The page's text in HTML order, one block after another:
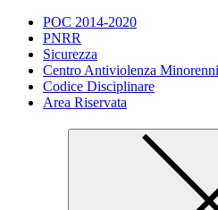
POC 2014-2020
PNRR
Sicurezza
Centro Antiviolenza Minorenni
Codice Disciplinare
Area Riservata